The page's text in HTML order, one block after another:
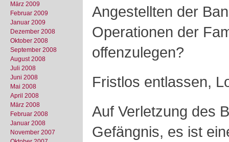
März 2009
Februar 2009
Januar 2009
Dezember 2008
Oktober 2008
September 2008
August 2008
Juli 2008
Juni 2008
Mai 2008
April 2008
März 2008
Februar 2008
Januar 2008
November 2007
Angestellten der
Operationen der
offenzulegen?
Fristlos entlassen,
Auf Verletzung des
Gefängnis, es ist